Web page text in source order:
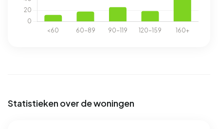
Statistieken over de woningen